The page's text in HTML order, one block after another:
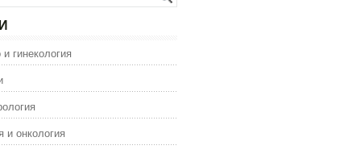
гинекология
и онкология